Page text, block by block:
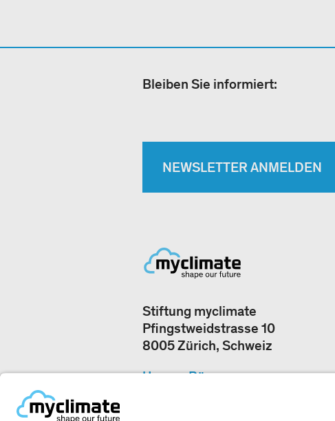
Bleiben Sie informiert:
NEWSLETTER ANMELDEN
Stiftung myclimate
Pfingstweidstrasse 10
8005 Zürich, Schweiz
Unsere Büros